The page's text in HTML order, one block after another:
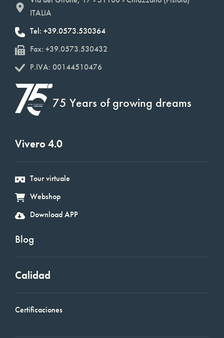
ITALIA
Tel: +39.0573.530364
Fax: +39.0573.530432
P.IVA: 00144510476
75 Years of growing dreams
Vivero 4.0
Tour virtuale
Webshop
Download APP
Blog
Calidad
Certificaciones